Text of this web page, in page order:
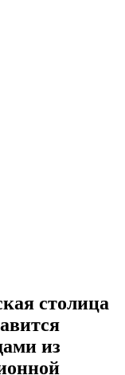
столица
из